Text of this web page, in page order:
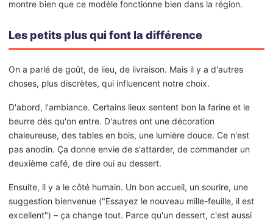
montre bien que ce modèle fonctionne bien dans la région.
Les petits plus qui font la différence
On a parlé de goût, de lieu, de livraison. Mais il y a d'autres
choses, plus discrètes, qui influencent notre choix.
D'abord, l'ambiance. Certains lieux sentent bon la farine et le
beurre dès qu'on entre. D'autres ont une décoration
chaleureuse, des tables en bois, une lumière douce. Ce n'est
pas anodin. Ça donne envie de s'attarder, de commander un
deuxième café, de dire oui au dessert.
Ensuite, il y a le côté humain. Un bon accueil, un sourire, une
suggestion bienvenue ("Essayez le nouveau mille-feuille, il est
excellent") – ça change tout. Parce qu'un dessert, c'est aussi